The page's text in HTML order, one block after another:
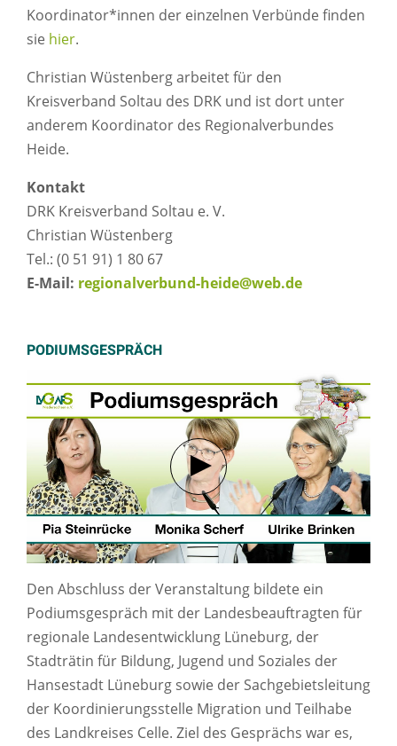
Koordinator*innen der einzelnen Verbünde finden
sie hier.
Christian Wüstenberg arbeitet für den
Kreisverband Soltau des DRK und ist dort unter
anderem Koordinator des Regionalverbundes
Heide.
Kontakt
DRK Kreisverband Soltau e. V.
Christian Wüstenberg
Tel.: (0 51 91) 1 80 67
E-Mail: regionalverbund-heide@web.de
PODIUMSGESPRÄCH
Verbindung mit Youtube
Den Abschluss der Veranstaltung bildete ein
Podiumsgespräch mit der Landesbeauftragten für
regionale Landesentwicklung Lüneburg, der
Stadträtin für Bildung, Jugend und Soziales der
Hansestadt Lüneburg sowie der Sachgebietsleitung
der Koordinierungsstelle Migration und Teilhabe
des Landkreises Celle. Ziel des Gesprächs war es,